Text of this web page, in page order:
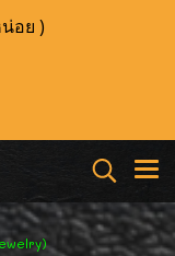
อย )